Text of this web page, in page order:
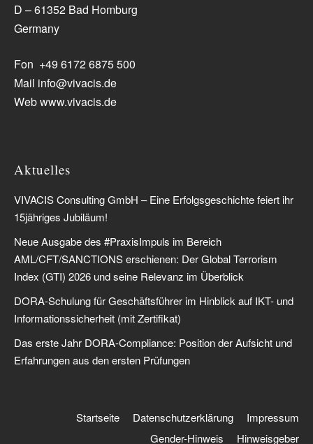
D – 61352 Bad Homburg
Germany
Fon +49 6172 6875 500
Mail info@vivacis.de
Web www.vivacis.de
Aktuelles
VIVACIS Consulting GmbH – Eine Erfolgsgeschichte feiert ihr
15jähriges Jubiläum!
Neue Ausgabe des #PraxisImpuls im Bereich
AML/CFT/SANCTIONS erschienen: Der Global Terrorism
Index (GTI) 2026 und seine Relevanz im Überblick
DORA-Schulung für Geschäftsführer im Hinblick auf IKT- und
Informationssicherheit (mit Zertifikat)
Das erste Jahr DORA-Compliance: Position der Aufsicht und
Erfahrungen aus den ersten Prüfungen
Startseite Datenschutzerklärung
Impressum
Gender-Hinweis
Hinweisgeber